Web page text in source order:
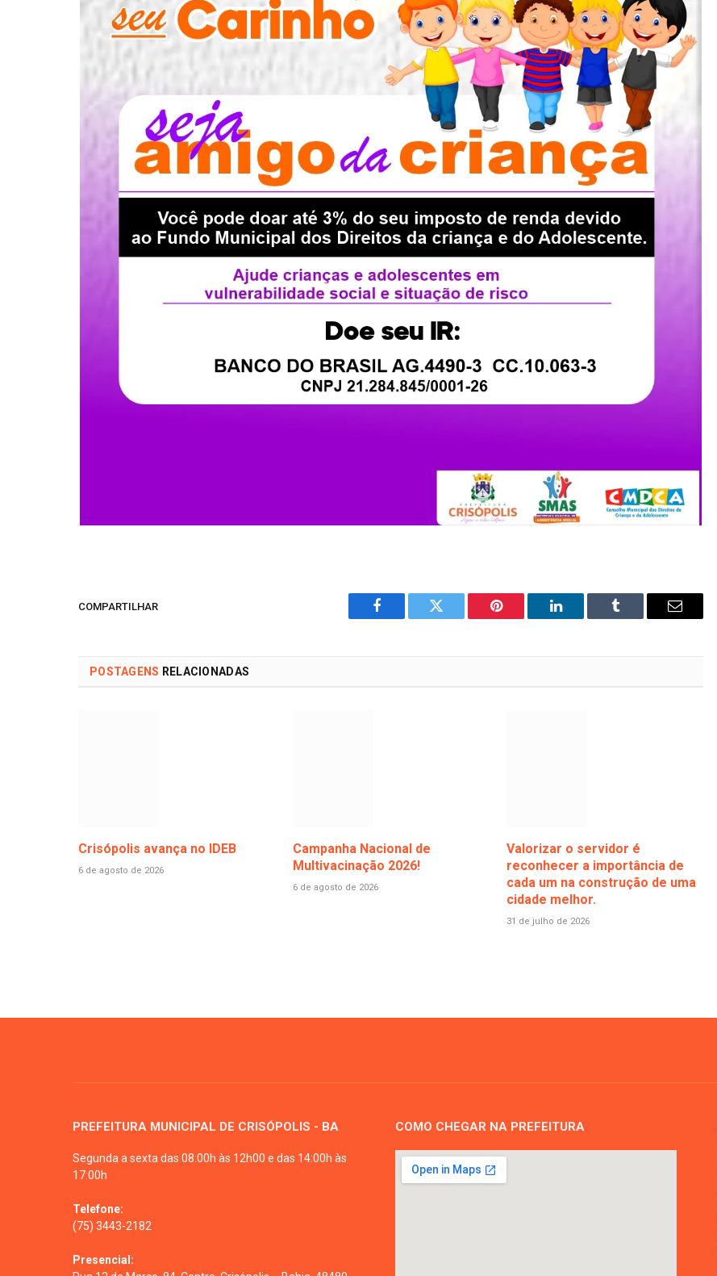
COMPARTILHAR
Facebook Twitter Pinterest LinkedIn Tumblr Email
POSTAGENS RELACIONADAS
Crisópolis avança no IDEB
6 de agosto de 2026
Campanha Nacional de
Multivacinação 2026!
6 de agosto de 2026
Valorizar o servidor é
reconhecer a importância de
cada um na construção de uma
cidade melhor.
31 de julho de 2026
PREFEITURA MUNICIPAL DE CRISÓPOLIS - BA
Segunda a sexta das 08:00h às 12h00 e das 14:00h às
17:00h
Telefone:
(75) 3443-2182
Presencial:
COMO CHEGAR NA PREFEITURA